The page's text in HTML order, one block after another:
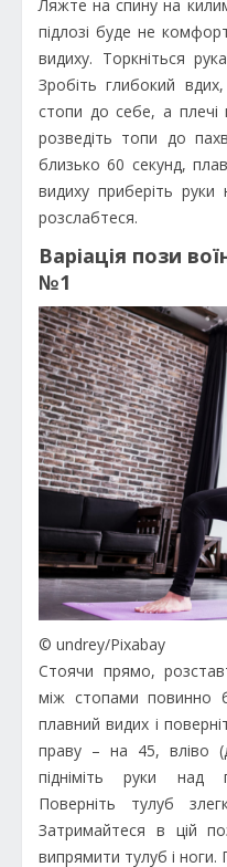
Ляжте на спину на
підлозі буде не
видиху. Торкніться
Зробіть глибокий
стопи до себе, а плечі
розведіть топи до
близько 60 секунд,
видиху приберіть руки
розслабтеся.
Варіація пози
№1
© undrey/Pixabay
Стоячи прямо,
між стопами повинно
плавний видих і
праву – на 45, вліво
підніміть руки
Поверніть тулуб
Затримайтеся в цій
випрямити тулуб і ноги.